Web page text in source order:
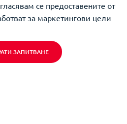
се предоставените от
за маркетингови цели
ЗАПИТВАНЕ